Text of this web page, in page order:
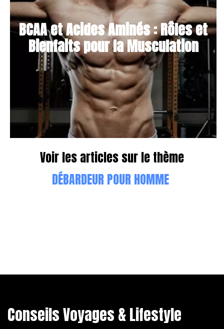
BCAA et Acides Aminés : Rôles et
Bienfaits pour la Musculation
Voir les articles sur le thème
DÉBARDEUR POUR HOMME
Conseils Voyages & Lifestyle